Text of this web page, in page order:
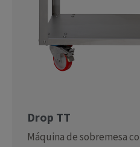
Drop TT
Máquina de sobremesa